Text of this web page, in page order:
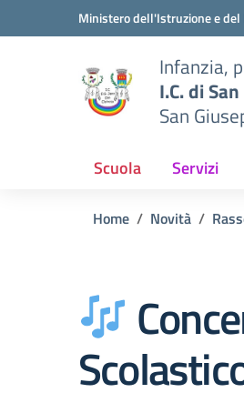
Vai ai contenuti
Vai al menu di navigazione
Ministero dell'Istruzione e
Infanzia,
I.C. di
San
Scuola Servizi
Home Novità